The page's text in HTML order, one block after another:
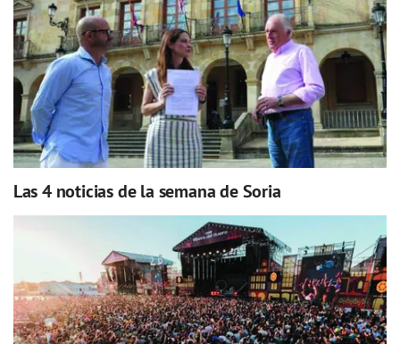
Las 4 noticias de la semana de Soria